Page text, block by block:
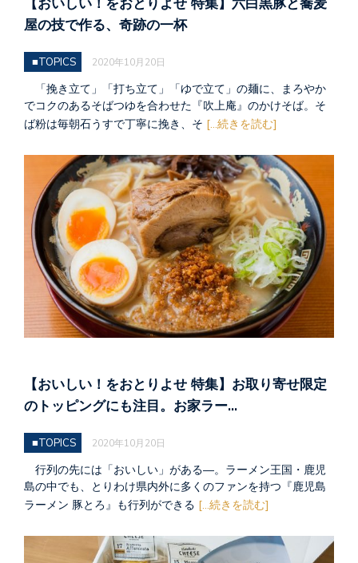
屋の技で作る、奇跡の一杯
■TOPICS 2020年10月20日
「挽き立て」「打ち立て」「ゆで立て」の麺に、まろやか
でコクのあるそばつゆを合わせた『吹上庵』のかけそば。そ
ば粉は毎朝石うすで丁寧に挽き、そ [...続きを読む]
【おいしい！をおとりよせ 特集】お取り寄せ限定
のトッピングにも注目。お家ラー…
■TOPICS 2020年10月20日
行列の先には「おいしい」がある―。ラーメン王国・鹿児
島の中でも、とりわけ県内外に多くのファンを持つ『鹿児島
ラーメン 豚とろ』も行列ができる [...続きを読む]